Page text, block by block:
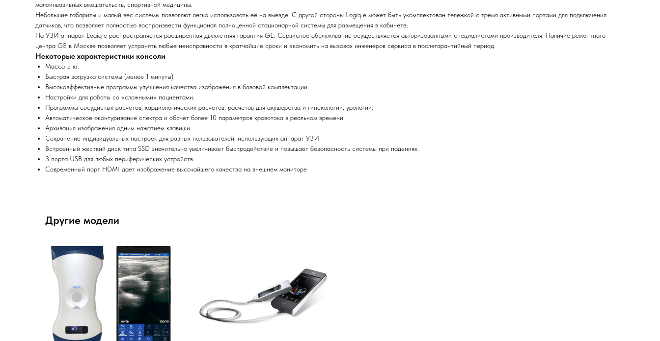
малоинвазивных вмешательств, спортивной медицины.
Небольшие габариты и малый вес системы позволяют легко использовать её на выезде. С другой стороны Logiq e может быть укомплектован тележкой с тремя активными портами для подключения
датчиков, что позволяет полностью воспроизвести функционал полноценной стационарной системы для размещения в кабинете.
На УЗИ аппарат Logiq e распространяется расширенная двухлетняя гарантия GE. Сервисное обслуживание осуществляется авторизованными специалистами производителя. Наличие ремонтного
центра GE в Москве позволяет устранять любые неисправности в кратчайшие сроки и экономить на вызовах инженеров сервиса в послегарантийный период.
Некоторые характеристики консоли
Масса 5 кг.
Быстрая загрузка системы (менее 1 минуты).
Высокоэффективные программы улучшения качества изображения в базовой комплектации.
Настройки для работы со «сложными» пациентами.
Программы сосудистых расчетов, кардиологических расчетов, расчетов для акушерства и гинекологии, урологии.
Автоматическое оконтуривание спектра и обсчет более 10 параметров кровотока в реальном времени.
Архивация изображения одним нажатием клавиши.
Сохранение индивидуальных настроек для разных пользователей, использующих аппарат УЗИ.
Встроенный жесткий диск типа SSD значительно увеличивает быстродействие и повышает безопасность системы при падениях.
3 порта USB для любых периферических устройств.
Современный порт HDMI дает изображение высочайшего качества на внешнем мониторе
Другие модели